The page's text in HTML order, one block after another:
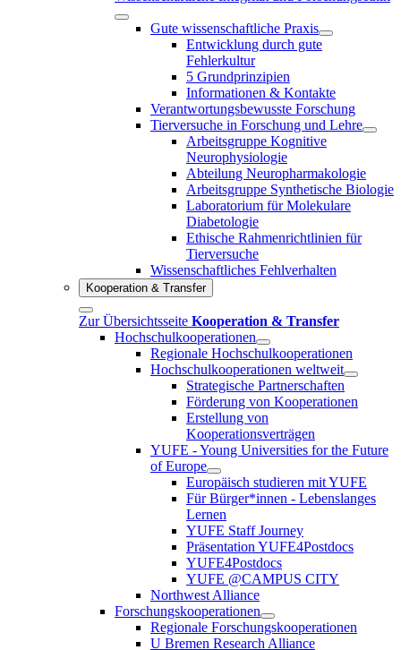
Gute wissenschaftliche Praxis
Entwicklung durch gute
Fehlerkultur
5 Grundprinzipien
Informationen & Kontakte
Verantwortungsbewusste Forschung
Tierversuche in Forschung und Lehre
Arbeitsgruppe Kognitive
Neurophysiologie
Abteilung Neuropharmakologie
Arbeitsgruppe Synthetische Biologie
Laboratorium für Molekulare
Diabetologie
Ethische Rahmenrichtlinien für
Tierversuche
Wissenschaftliches Fehlverhalten
Kooperation & Transfer
Zur Übersichtsseite Kooperation & Transfer
Hochschulkooperationen
Regionale Hochschulkooperationen
Hochschulkooperationen weltweit
Strategische Partnerschaften
Förderung von Kooperationen
Erstellung von
Kooperationsverträgen
YUFE - Young Universities for the Future
of Europe
Europäisch studieren mit YUFE
Für Bürger*innen - Lebenslanges
Lernen
YUFE Staff Journey
Präsentation YUFE4Postdocs
YUFE4Postdocs
YUFE @CAMPUS CITY
Northwest Alliance
Forschungskooperationen
Regionale Forschungskooperationen
U Bremen Research Alliance